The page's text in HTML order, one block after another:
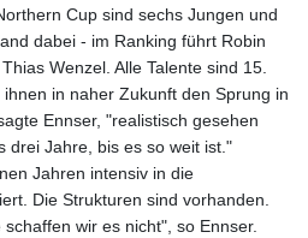
Cup sind sechs Jungen und
dabei - im Ranking führt Robin
Wenzel. Alle Talente sind 15.
in naher Zukunft den Sprung in
Ennser, "realistisch gesehen
drei Jahre, bis es so weit ist."
Jahren intensiv in die
Die Strukturen sind vorhanden.
wir es nicht", so Ennser.